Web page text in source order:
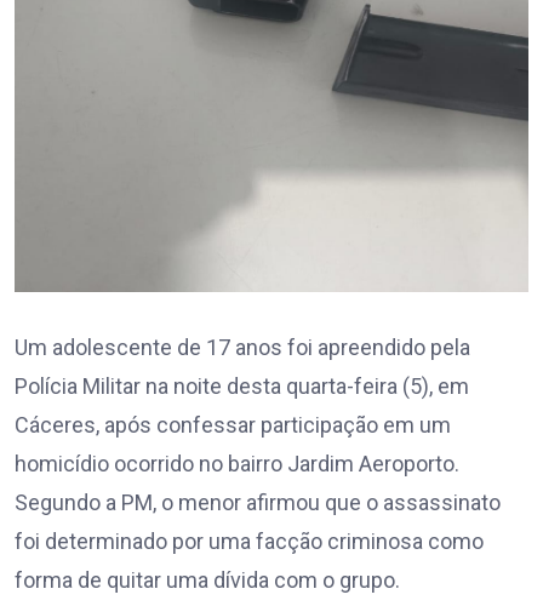
Um adolescente de 17 anos foi apreendido pela
Polícia Militar na noite desta quarta-feira (5), em
Cáceres, após confessar participação em um
homicídio ocorrido no bairro Jardim Aeroporto.
Segundo a PM, o menor afirmou que o assassinato
foi determinado por uma facção criminosa como
forma de quitar uma dívida com o grupo.